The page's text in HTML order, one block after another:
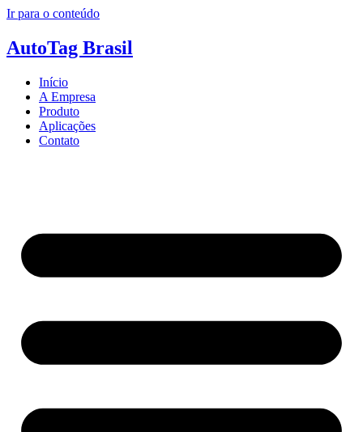
Ir para o conteúdo
AutoTag Brasil
Início
A Empresa
Produto
Aplicações
Contato